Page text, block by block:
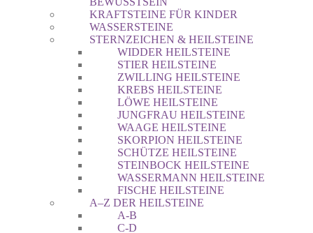
KRAFTSTEINE FÜR KINDER
WASSERSTEINE
STERNZEICHEN & HEILSTEINE
WIDDER HEILSTEINE
STIER HEILSTEINE
ZWILLING HEILSTEINE
KREBS HEILSTEINE
LÖWE HEILSTEINE
JUNGFRAU HEILSTEINE
WAAGE HEILSTEINE
SKORPION HEILSTEINE
SCHÜTZE HEILSTEINE
STEINBOCK HEILSTEINE
WASSERMANN HEILSTEINE
FISCHE HEILSTEINE
A–Z DER HEILSTEINE
A-B
C-D